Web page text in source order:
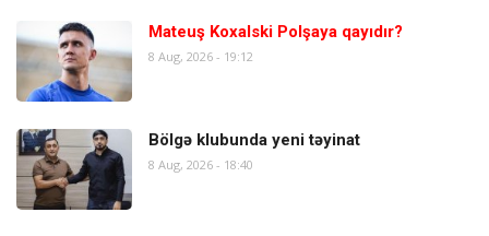
Mateuş Koxalski Polşaya qayıdır?
8 Aug, 2026 - 19:12
Bölgə klubunda yeni təyinat
8 Aug, 2026 - 18:40